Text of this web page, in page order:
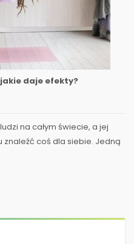
daje efekty?
na całym świecie, a jej
coś dla siebie. Jedną